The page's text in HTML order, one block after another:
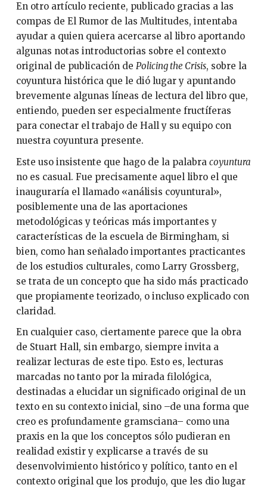
En otro artículo reciente, publicado gracias a las
compas de El Rumor de las Multitudes, intentaba
ayudar a quien quiera acercarse al libro aportando
algunas notas introductorias sobre el contexto
original de publicación de Policing the Crisis, sobre la
coyuntura histórica que le dió lugar y apuntando
brevemente algunas líneas de lectura del libro que,
entiendo, pueden ser especialmente fructíferas
para conectar el trabajo de Hall y su equipo con
nuestra coyuntura presente.
Este uso insistente que hago de la palabra coyuntura
no es casual. Fue precisamente aquel libro el que
inauguraría el llamado «análisis coyuntural»,
posiblemente una de las aportaciones
metodológicas y teóricas más importantes y
características de la escuela de Birmingham, si
bien, como han señalado importantes practicantes
de los estudios culturales, como Larry Grossberg,
se trata de un concepto que ha sido más practicado
que propiamente teorizado, o incluso explicado con
claridad.
En cualquier caso, ciertamente parece que la obra
de Stuart Hall, sin embargo, siempre invita a
realizar lecturas de este tipo. Esto es, lecturas
marcadas no tanto por la mirada filológica,
destinadas a elucidar un significado original de un
texto en su contexto inicial, sino –de una forma que
creo es profundamente gramsciana– como una
praxis en la que los conceptos sólo pudieran en
realidad existir y explicarse a través de su
desenvolvimiento histórico y político, tanto en el
contexto original que los produjo, que les dio lugar